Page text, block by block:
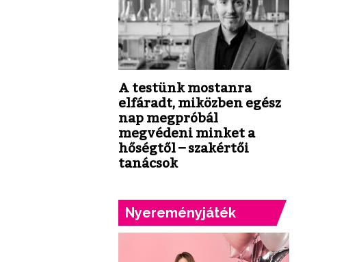
A testünk mostanra
elfáradt, miközben egész
nap megpróbál
megvédeni minket a
hőségtől – szakértői
tanácsok
Nyereményjáték